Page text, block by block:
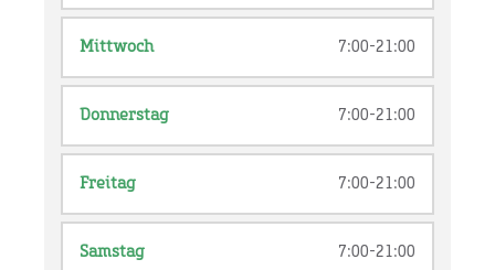
Mittwoch 7:00-21:00
Donnerstag 7:00-21:00
Freitag 7:00-21:00
Samstag 7:00-21:00